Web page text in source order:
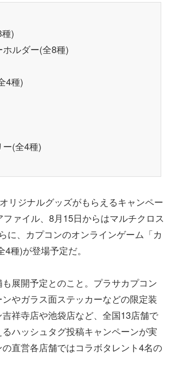
)
ホルダー(全8種)
4種)
ー(全4種)
リジナルグッズがもらえるキャンペー
ァイル、8月15日からはマルチクロス
に、カプコンのオンラインゲーム「カ
種)が登場予定だ。
展開予定とのこと。プラサカプコン
やガラス面ステッカーなどの限定装
祥寺店や池袋店など、全国13店舗で
ハッシュタグ投稿キャンペーンが実
直営各店舗ではコラボタレント4名の